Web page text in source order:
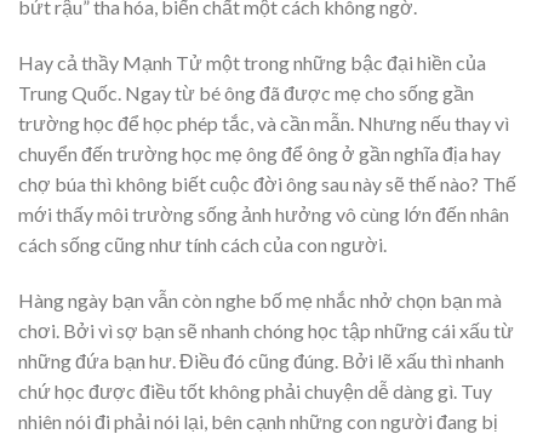
bứt rậu” tha hóa, biến chất một cách không ngờ.
Hay cả thầy Mạnh Tử một trong những bậc đại hiền của
Trung Quốc. Ngay từ bé ông đã được mẹ cho sống gần
trường học để học phép tắc, và cần mẫn. Nhưng nếu thay vì
chuyển đến trường học mẹ ông để ông ở gần nghĩa địa hay
chợ búa thì không biết cuộc đời ông sau này sẽ thế nào? Thế
mới thấy môi trường sống ảnh hưởng vô cùng lớn đến nhân
cách sống cũng như tính cách của con người.
Hàng ngày bạn vẫn còn nghe bố mẹ nhắc nhở chọn bạn mà
chơi. Bởi vì sợ bạn sẽ nhanh chóng học tập những cái xấu từ
những đứa bạn hư. Điều đó cũng đúng. Bởi lẽ xấu thì nhanh
chứ học được điều tốt không phải chuyện dễ dàng gì. Tuy
nhiên nói đi phải nói lại, bên cạnh những con người đang bị